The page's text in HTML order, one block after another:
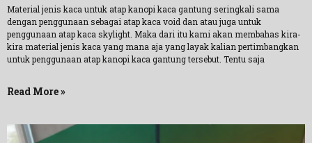
Material jenis kaca untuk atap kanopi kaca gantung seringkali sama
dengan penggunaan sebagai atap kaca void dan atau juga untuk
penggunaan atap kaca skylight. Maka dari itu kami akan membahas kira-
kira material jenis kaca yang mana aja yang layak kalian pertimbangkan
untuk penggunaan atap kanopi kaca gantung tersebut. Tentu saja
Read More »